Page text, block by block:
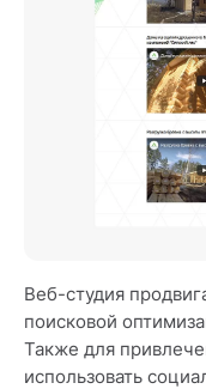
Веб-студия
поисковой
Также для
использовать